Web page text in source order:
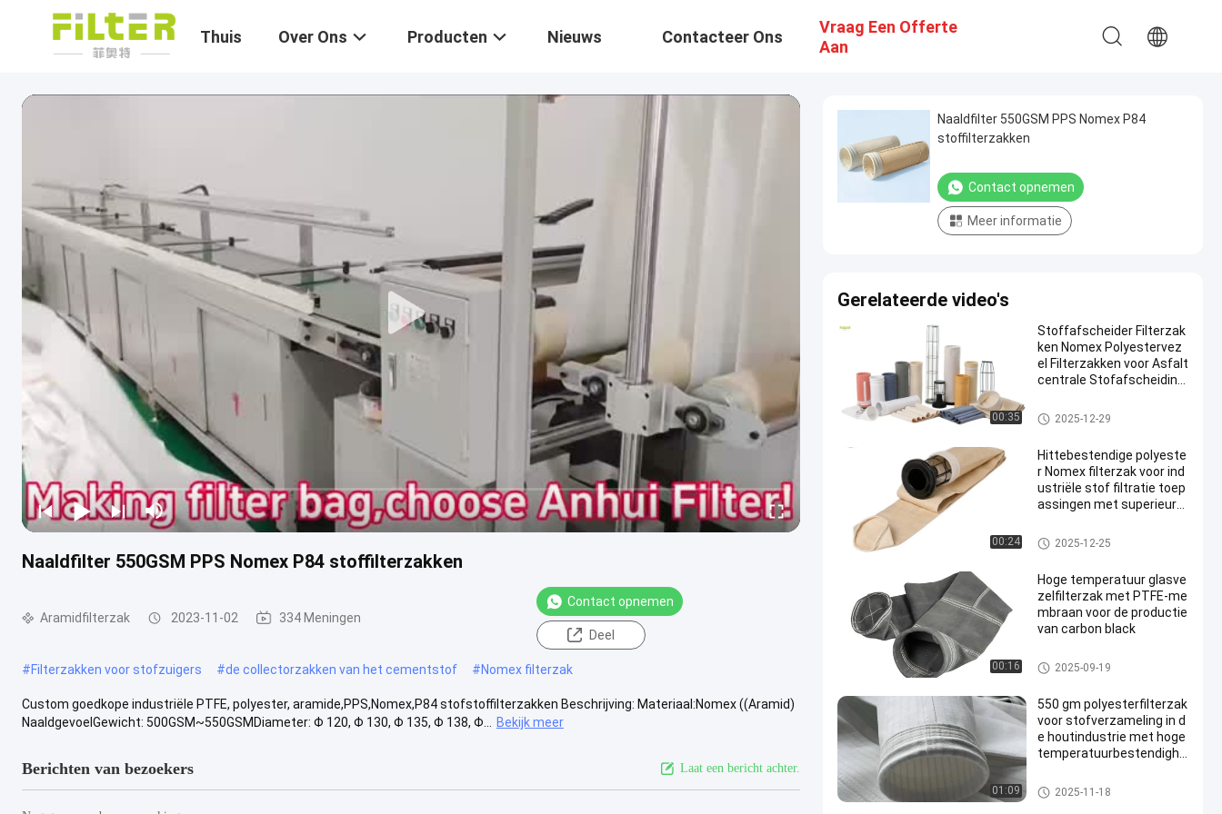
Thuis Over Ons Producten Nieuws Contacteer Ons
Vraag Een Offerte
Aan
Naaldfilter 550GSM PPS Nomex P84 stoffilterzakken
Aramidfilterzak 2023-11-02 334 Meningen
Contact opnemen
Deel
#Filterzakken voor stofzuigers #de collectorzakken van het cementstof #Nomex filterzak
Custom goedkope industriële PTFE, polyester, aramide,PPS,Nomex,P84 stofstoffilterzakken Beschrijving: Materiaal:Nomex ((Aramid)
NaaldgevoelGewicht: 500GSM~550GSMDiameter: Φ 120, Φ 130, Φ 135, Φ 138, Φ...
Bekijk meer
Berichten van bezoekers Laat een bericht achter.
Naaldfilter 550GSM PPS Nomex P84
stoffilterzakken
Contact opnemen
Meer informatie
Gerelateerde video's
00:35
Stoffafscheider Filterzak
ken Nomex Polyestervez
el Filterzakken voor Asfalt
centrale Stofafscheiding
Hittebestendigheid
De zak van de polyesterfilter
2025-12-29
00:24
Hittebestendige polyeste
r Nomex filterzak voor ind
ustriële stof filtratie toep
assingen met superieure
oge temperatuurbestend
igheid
Stofopvangfilterzakken
2025-12-25
00:16
Hoge temperatuur glasve
zelfilterzak met PTFE-me
mbraan voor de productie
van carbon black
filterzak van glasvezel
2025-09-19
01:09
550 gm polyesterfilterzak
voor stofverzameling in d
e houtindustrie met hoge
temperatuurbestendighe
De zak van de polyesterfilter
2025-11-18